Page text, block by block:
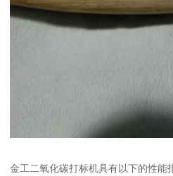
金工二氧化碳打标机具有以下的性能